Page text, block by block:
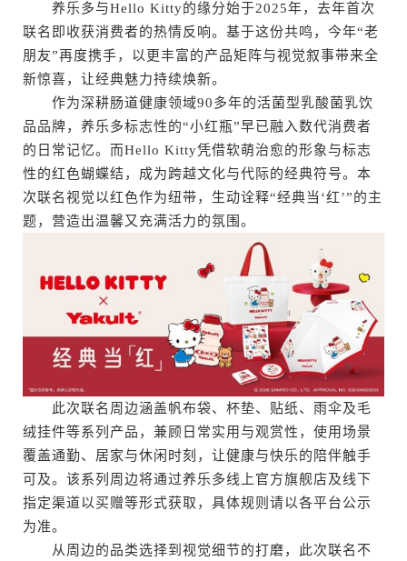
养乐多与Hello Kitty的缘分始于2025年，去年首次
联名即收获消费者的热情反响。基于这份共鸣，今年“老
朋友”再度携手，以更丰富的产品矩阵与视觉叙事带来全
新惊喜，让经典魅力持续焕新。
作为深耕肠道健康领域90多年的活菌型乳酸菌乳饮
品品牌，养乐多标志性的“小红瓶”早已融入数代消费者
的日常记忆。而Hello Kitty凭借软萌治愈的形象与标志
性的红色蝴蝶结，成为跨越文化与代际的经典符号。本
次联名视觉以红色作为纽带，生动诠释“经典当‘红’”的主
题，营造出温馨又充满活力的氛围。
此次联名周边涵盖帆布袋、杯垫、贴纸、雨伞及毛
绒挂件等系列产品，兼顾日常实用与观赏性，使用场景
覆盖通勤、居家与休闲时刻，让健康与快乐的陪伴触手
可及。该系列周边将通过养乐多线上官方旗舰店及线下
指定渠道以买赠等形式获取，具体规则请以各平台公示
为准。
从周边的品类选择到视觉细节的打磨，此次联名不